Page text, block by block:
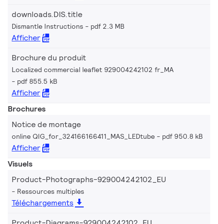
downloads.DIS.title
Dismantle Instructions pdf 2.3 MB
Afficher
Brochure du produit
Localized commercial leaflet 929004242102 fr_MA
pdf 855.5 kB
Afficher
Brochures
Notice de montage
online QIG_for_324166166411_MAS_LEDtube pdf 950.8 kB
Afficher
Visuels
Product-Photographs-929004242102_EU
Ressources multiples
Téléchargements